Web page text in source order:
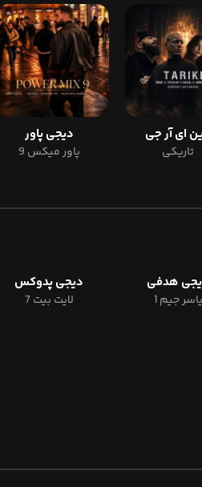
ای آر جی
تاریکی
دیجی پاور
پاور میکس 9
هدفی
یاسر جیم 1
دیجی پدوکس
لایت بیت 7